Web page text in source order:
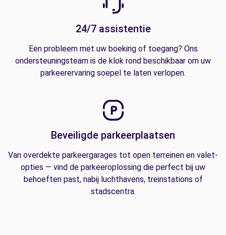
24/7 assistentie
Een probleem met uw boeking of toegang? Ons
ondersteuningsteam is de klok rond beschikbaar om uw
parkeerervaring soepel te laten verlopen.
Beveiligde parkeerplaatsen
Van overdekte parkeergarages tot open terreinen en valet-
opties — vind de parkeeroplossing die perfect bij uw
behoeften past, nabij luchthavens, treinstations of
stadscentra.